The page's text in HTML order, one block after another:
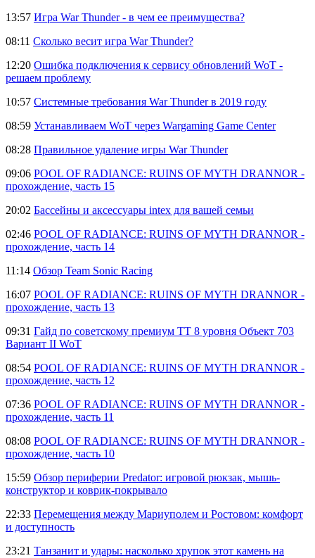
13:57 Игра War Thunder - в чем ее преимущества?
08:11 Сколько весит игра War Thunder?
12:20 Ошибка подключения к сервису обновлений WoT -
решаем проблему
10:57 Системные требования War Thunder в 2019 году
08:59 Устанавливаем WoT через Wargaming Game Center
08:28 Правильное удаление игры War Thunder
09:06 POOL OF RADIANCE: RUINS OF MYTH DRANNOR -
прохождение, часть 15
20:02 Бассейны и аксессуары intex для вашей семьи
02:46 POOL OF RADIANCE: RUINS OF MYTH DRANNOR -
прохождение, часть 14
11:14 Обзор Team Sonic Racing
16:07 POOL OF RADIANCE: RUINS OF MYTH DRANNOR -
прохождение, часть 13
09:31 Гайд по советскому премиум ТТ 8 уровня Объект 703
Вариант II WoT
08:54 POOL OF RADIANCE: RUINS OF MYTH DRANNOR -
прохождение, часть 12
07:36 POOL OF RADIANCE: RUINS OF MYTH DRANNOR -
прохождение, часть 11
08:08 POOL OF RADIANCE: RUINS OF MYTH DRANNOR -
прохождение, часть 10
15:59 Обзор периферии Predator: игровой рюкзак, мышь-
конструктор и коврик-покрывало
22:33 Перемещения между Мариуполем и Ростовом: комфорт
и доступность
23:21 Танзанит и удары: насколько хрупок этот камень на